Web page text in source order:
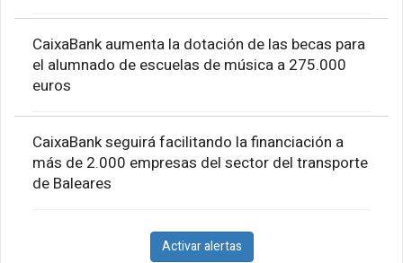
CaixaBank aumenta la dotación de las becas para
el alumnado de escuelas de música a 275.000
euros
CaixaBank seguirá facilitando la financiación a
más de 2.000 empresas del sector del transporte
de Baleares
Activar alertas